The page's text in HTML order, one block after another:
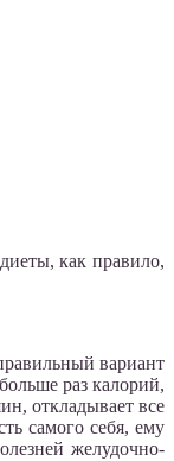
как правило,
вариант
раз калорий,
откладывает все
самого себя, ему
желудочно-